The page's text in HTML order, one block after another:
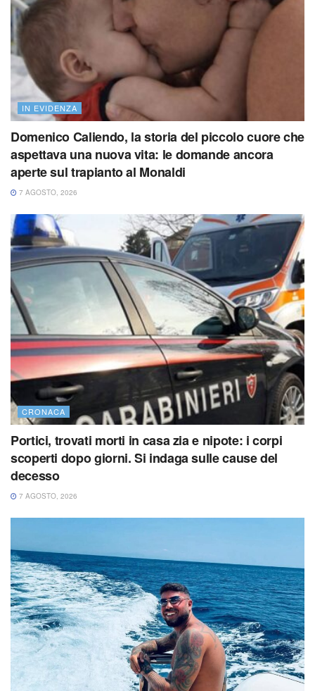
IN EVIDENZA
Domenico Caliendo, la storia del piccolo cuore che
aspettava una nuova vita: le domande ancora
aperte sul trapianto al Monaldi
7 AGOSTO, 2026
CRONACA
Portici, trovati morti in casa zia e nipote: i corpi
scoperti dopo giorni. Si indaga sulle cause del
decesso
7 AGOSTO, 2026